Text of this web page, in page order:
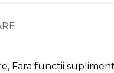
, Fara functii